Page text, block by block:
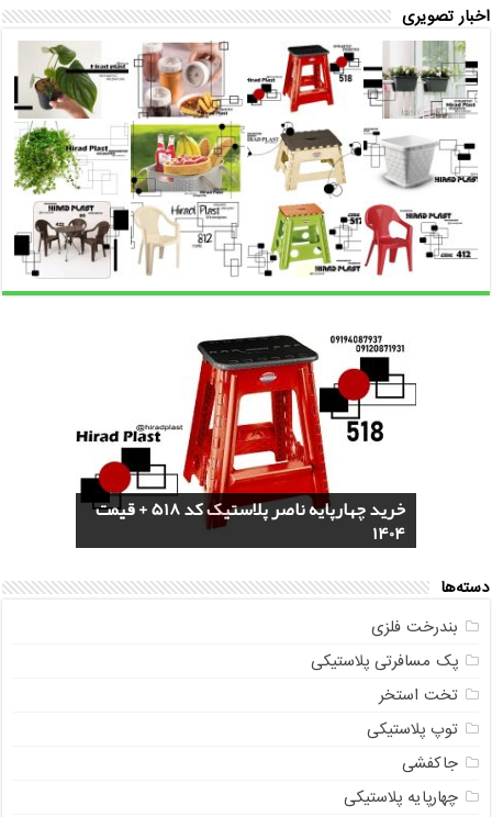
اخبار تصویری
4 مدل گلدان پلاستیکی خورجینی + (عکس و
مشخصات)
خرید چهارپایه ناصر پلاستیک کد 518 + قیمت
1404
خرید گلدان پلاستیکی نشا به صورت عمده
پخش عمده صندلی پلاستیکی دسته دار 889
ناصر + قیمت روز
خرید سرویس جهیزیه پلاستیکی هوم کت +
مستقیم از تولیدی
دسته‌ها
بندرخت فلزی
پک مسافرتی پلاستیکی
تخت استخر
توپ پلاستیکی
جاکفشی
چهارپایه پلاستیکی